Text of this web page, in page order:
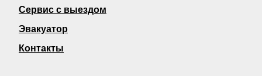
Сервис с выездом
Эвакуатор
Контакты